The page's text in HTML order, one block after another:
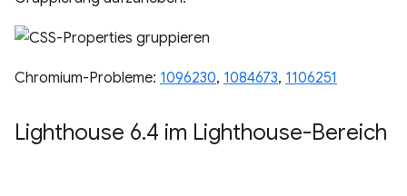
Chromium-Probleme: 1096230, 1084673, 1106251
Lighthouse 6.4 im Lighthouse-Bereich